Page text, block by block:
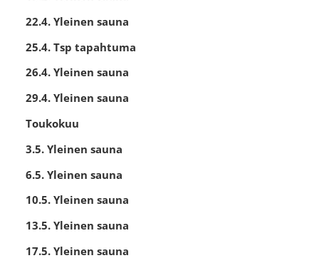
22.4. Yleinen sauna
25.4. Tsp tapahtuma
26.4. Yleinen sauna
29.4. Yleinen sauna
Toukokuu
3.5. Yleinen sauna
6.5. Yleinen sauna
10.5. Yleinen sauna
13.5. Yleinen sauna
17.5. Yleinen sauna